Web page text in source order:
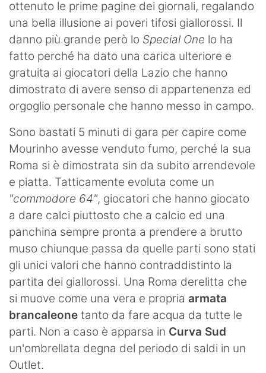
ottenuto le prime pagine dei giornali, regalando
una bella illusione ai poveri tifosi giallorossi. Il
danno più grande però lo Special One lo ha
fatto perché ha dato una carica ulteriore e
gratuita ai giocatori della Lazio che hanno
dimostrato di avere senso di appartenenza ed
orgoglio personale che hanno messo in campo.
Sono bastati 5 minuti di gara per capire come
Mourinho avesse venduto fumo, perché la sua
Roma si è dimostrata sin da subito arrendevole
e piatta. Tatticamente evoluta come un
"commodore 64", giocatori che hanno giocato
a dare calci piuttosto che a calcio ed una
panchina sempre pronta a prendere a brutto
muso chiunque passa da quelle parti sono stati
gli unici valori che hanno contraddistinto la
partita dei giallorossi. Una Roma derelitta che
si muove come una vera e propria armata
brancaleone tanto da fare acqua da tutte le
parti. Non a caso è apparsa in Curva Sud
un'ombrellata degna del periodo di saldi in un
Outlet.